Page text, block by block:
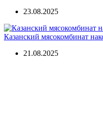
23.08.2025
Казанский мясокомбинат
21.08.2025